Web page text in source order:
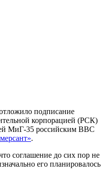
подписание
корпорацией (РСК)
МиГ-35 российским ВВС
.
соглашение до сих пор не
его планировалось